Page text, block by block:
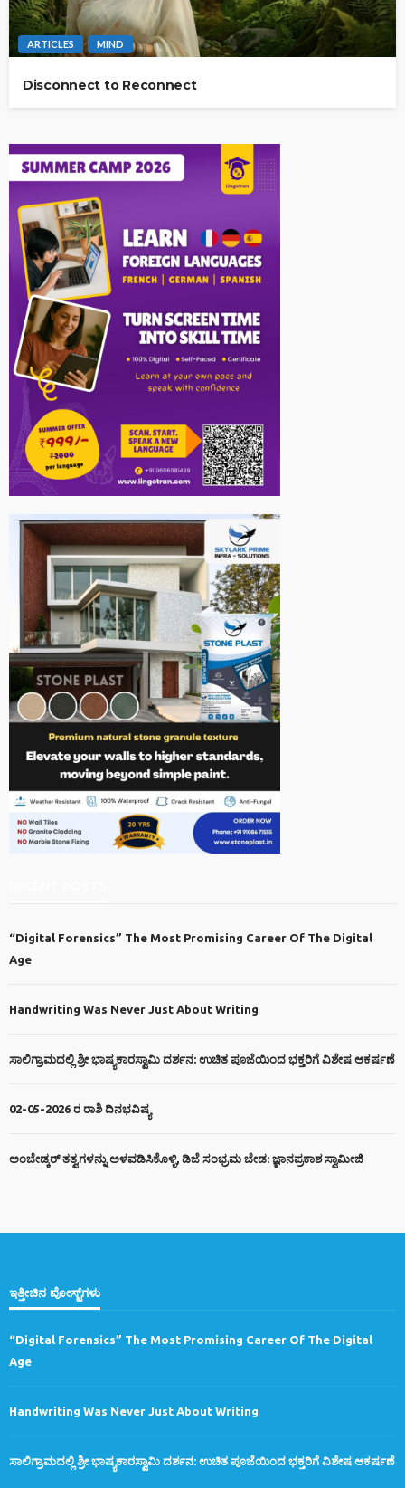
ARTICLES MIND
Disconnect to Reconnect
“Digital Forensics” The Most Promising Career Of The Digital
Age
Handwriting Was Never Just About Writing
ಸಾಲಿಗ್ರಾಮದಲ್ಲಿ ಶ್ರೀ ಭಾಷ್ಯಕಾರಸ್ವಾಮಿ ದರ್ಶನ: ಉಚಿತ ಪೂಜೆಯಿಂದ ಭಕ್ತರಿಗೆ ವಿಶೇಷ ಆಕರ್ಷಣೆ
02-05-2026 ರ ರಾಶಿ ದಿನಭವಿಷ್ಯ
ಅಂಬೇಡ್ಕರ್ ತತ್ವಗಳನ್ನು ಅಳವಡಿಸಿಕೊಳ್ಳಿ, ಡಿಜೆ ಸಂಭ್ರಮ ಬೇಡ: ಜ್ಞಾನಪ್ರಕಾಶ ಸ್ವಾಮೀಜಿ
ಇತ್ತೀಚಿನ ಪೋಸ್ಟ್‌ಗಳು
“Digital Forensics” The Most Promising Career Of The Digital
Age
Handwriting Was Never Just About Writing
ಸಾಲಿಗ್ರಾಮದಲ್ಲಿ ಶ್ರೀ ಭಾಷ್ಯಕಾರಸ್ವಾಮಿ ದರ್ಶನ: ಉಚಿತ ಪೂಜೆಯಿಂದ ಭಕ್ತರಿಗೆ ವಿಶೇಷ ಆಕರ್ಷಣೆ